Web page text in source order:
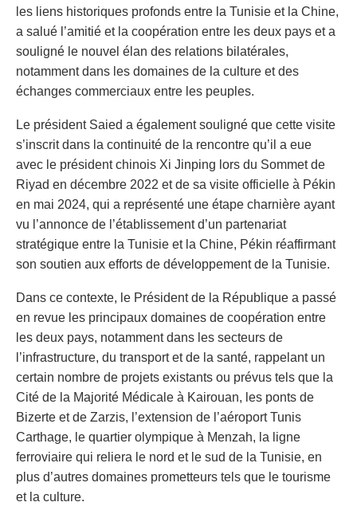
les liens historiques profonds entre la Tunisie et la Chine,
a salué l’amitié et la coopération entre les deux pays et a
souligné le nouvel élan des relations bilatérales,
notamment dans les domaines de la culture et des
échanges commerciaux entre les peuples.
Le président Saied a également souligné que cette visite
s’inscrit dans la continuité de la rencontre qu’il a eue
avec le président chinois Xi Jinping lors du Sommet de
Riyad en décembre 2022 et de sa visite officielle à Pékin
en mai 2024, qui a représenté une étape charnière ayant
vu l’annonce de l’établissement d’un partenariat
stratégique entre la Tunisie et la Chine, Pékin réaffirmant
son soutien aux efforts de développement de la Tunisie.
Dans ce contexte, le Président de la République a passé
en revue les principaux domaines de coopération entre
les deux pays, notamment dans les secteurs de
l’infrastructure, du transport et de la santé, rappelant un
certain nombre de projets existants ou prévus tels que la
Cité de la Majorité Médicale à Kairouan, les ponts de
Bizerte et de Zarzis, l’extension de l’aéroport Tunis
Carthage, le quartier olympique à Menzah, la ligne
ferroviaire qui reliera le nord et le sud de la Tunisie, en
plus d’autres domaines prometteurs tels que le tourisme
et la culture.